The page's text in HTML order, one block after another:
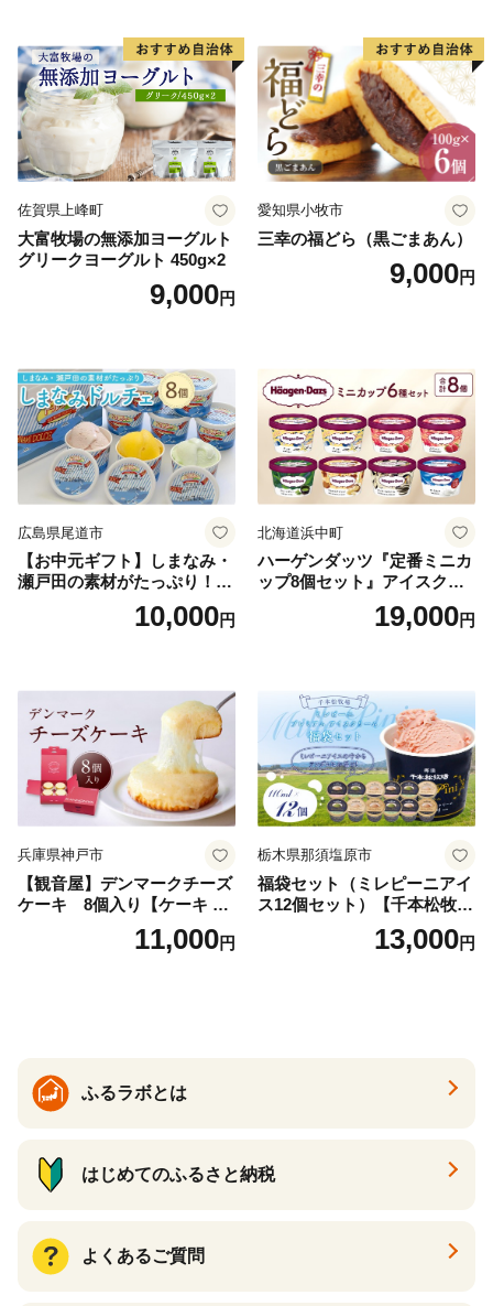
子 菓子 F4N-2298
佐賀県上峰町
大富牧場の無添加ヨーグルト
グリークヨーグルト 450g×2
9,000円
愛知県小牧市
三幸の福どら（黒ごまあん）
9,000円
広島県尾道市
【お中元ギフト】しまなみ・
瀬戸田の素材がたっぷり！ジ
10,000円
北海道浜中町
ハーゲンダッツ『定番ミニカ
ップ8個セット』アイスクリ
ーム アイス スイーツ デザー
19,000円
兵庫県神戸市
【観音屋】デンマークチーズ
ケーキ 8個入り【ケーキ チ
ーズケーキ 人気スイーツ お
すすめスイーツ 神戸スイー
11,000円
栃木県那須塩原市
福袋セット（ミレピーニアイ
ス12個セット）【千本松牧
場】 ns025-014-12 【デザー
ト 詰め合わせ ギフト】
13,000円
ふるラボとは
はじめてのふるさと納税
よくあるご質問